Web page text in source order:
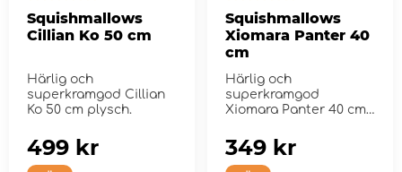
Squishmallows
Cillian Ko 50 cm
Härlig och
superkramgod Cillian
Ko 50 cm plysch.
499 kr
Squishmallows
Xiomara Panter 40
cm
Härlig och
superkramgod
Xiomara Panter 40 cm
349 kr